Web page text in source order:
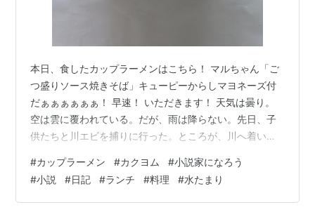
本日、食したカップラーメンはこちら！ マルちゃん「ご
つ盛りソース焼きそば」キューピーからしマヨネーズ付
だぁぁぁぁぁぁ！ 早速！ いただきます！ 天気は曇り。
空は雲に覆われている。だが、雨は降らない。先日、子
供たちと川エビを捕りに行った。ところが、川へ着いて
なっているだけ。ほとんど干上がっていた。このままま
とまった雨が降らなければ、本当にまずい気がする。自
然相手とはいえ、少し心配になる光景だった。 そんなこ
#カップラーメン #カクヨム #小説家になろう
#小説 #日記 #ランチ #料理 #水たまり